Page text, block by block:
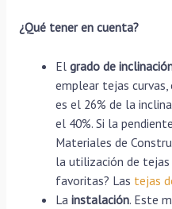
¿Qué tener en cuenta?
Elgrado de
emplear tejas
es el 26% de la
el 40%. Si la
Materiales de
la utilización de
favoritas? Las tejas
Lainstalación. Este